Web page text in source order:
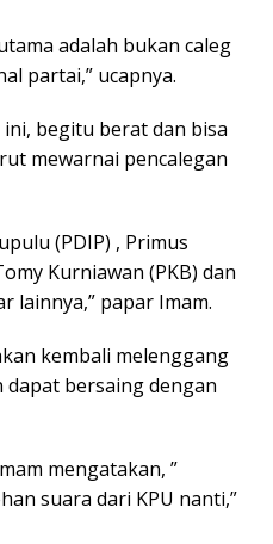
adalah bukan caleg
partai,” ucapnya.
begitu berat dan bisa
mewarnai pencalegan
(PDIP) , Primus
Kurniawan (PKB) dan
lainnya,” papar Imam.
kembali melenggang
dapat bersaing dengan
mengatakan, ”
suara dari KPU nanti,”